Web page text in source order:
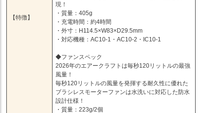
【特徴】
現！
・質量：405g
・充電時間：約4時間
・外寸：H114.5×W83×D29.5mm
・対応機種：AC10-1・AC10-2・IC10-1
◆ファンスペック
2026年のエアークラフトは毎秒120リットルの最強
風量！
毎秒120リットルの風量を発揮する耐久性に優れた
ブラシレスモーターファンは水洗いに対応した防水
設計仕様！
・質量：223g/2個